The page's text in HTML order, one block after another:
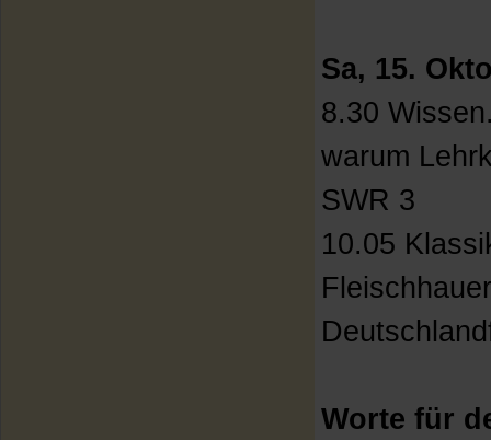
Sa, 15.
8.30
warum
SWR 3
10.05
Fleischhauer
Worte für